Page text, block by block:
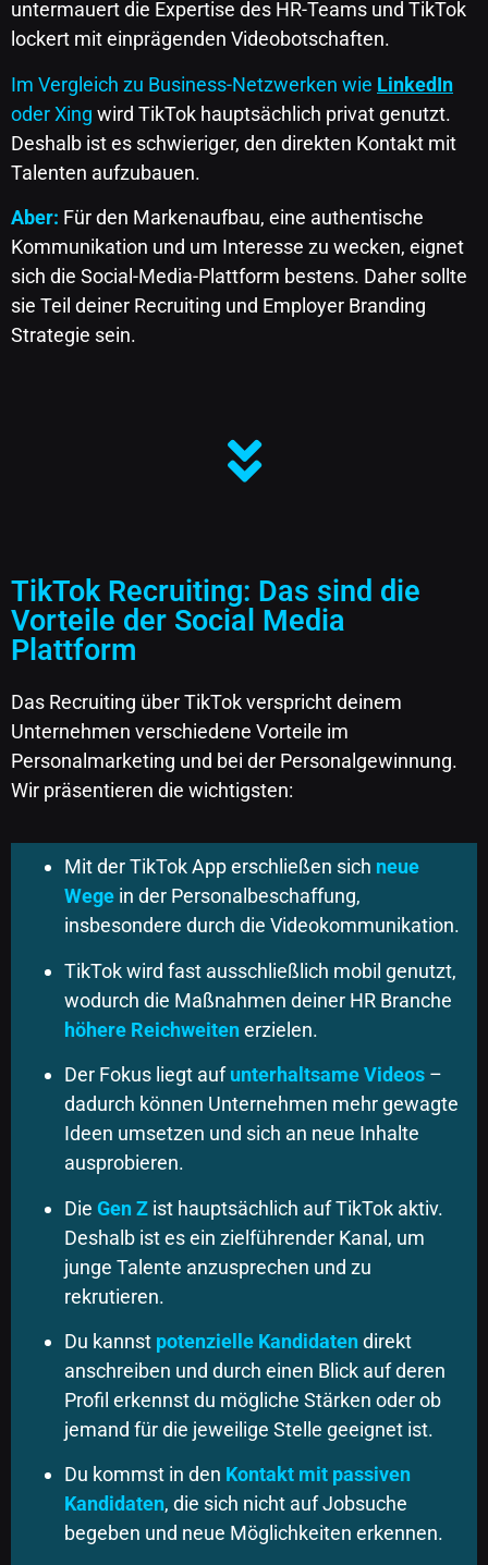
untermauert die Expertise des HR-Teams und TikTok
lockert mit einprägenden Videobotschaften.
Im Vergleich zu Business-Netzwerken wie LinkedIn
oder Xing wird TikTok hauptsächlich privat genutzt.
Deshalb ist es schwieriger, den direkten Kontakt mit
Talenten aufzubauen.
Aber: Für den Markenaufbau, eine authentische
Kommunikation und um Interesse zu wecken, eignet
sich die Social-Media-Plattform bestens. Daher sollte
sie Teil deiner Recruiting und Employer Branding
Strategie sein.
TikTok Recruiting: Das sind die
Vorteile der Social Media
Plattform
Das Recruiting über TikTok verspricht deinem
Unternehmen verschiedene Vorteile im
Personalmarketing und bei der Personalgewinnung.
Wir präsentieren die wichtigsten:
Mit der TikTok App erschließen sich neue
Wegein der Personalbeschaffung,
insbesondere durch die Videokommunikation.
TikTok wird fast ausschließlich mobil genutzt,
wodurch die Maßnahmen deiner HR Branche
höhere Reichweiten erzielen.
Der Fokus liegt aufunterhaltsame Videos–
dadurch können Unternehmen mehr gewagte
Ideen umsetzen und sich an neue Inhalte
ausprobieren.
Die Gen Zist hauptsächlich auf TikTok aktiv.
Deshalb ist es ein zielführender Kanal, um
junge Talente anzusprechen und zu
rekrutieren.
Du kannst potenzielle Kandidaten direkt
anschreiben und durch einen Blick auf deren
Profil erkennst du mögliche Stärken oder ob
jemand für die jeweilige Stelle geeignet ist.
Du kommst in den Kontakt mit passiven
Kandidaten, die sich nicht auf Jobsuche
begeben und neue Möglichkeiten erkennen.